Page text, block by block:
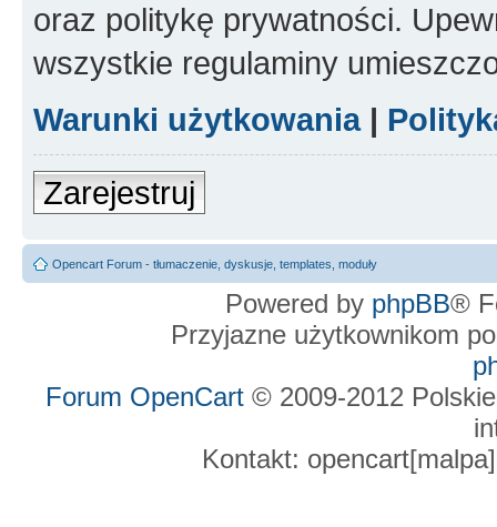
oraz politykę prywatności.
wszystkie regulaminy
Warunki użytkowania|
Zarejestruj
Opencart Forum - tłumaczenie, dyskusje, templates, moduły
Powered by phpBB®
Przyjazne użytkownikom
Forum OpenCart © 2009-2012
Kontakt: